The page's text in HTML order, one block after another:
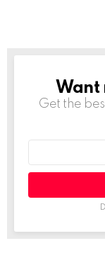
Want
Get the